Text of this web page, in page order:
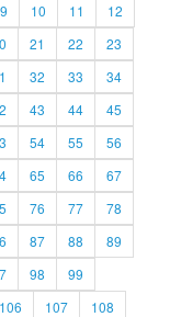
9 10 11
12
21 22
23
32 33
34
43 44
45
54 55
56
65 66
67
76 77
78
87 88
89
98
99
106 107
108